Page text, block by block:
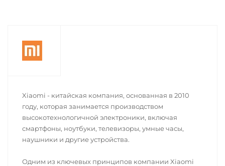
Xiaomi - китайская компания, основанная в 2010
году, которая занимается производством
высокотехнологичной электроники, включая
смартфоны, ноутбуки, телевизоры, умные часы,
наушники и другие устройства.
Одним из ключевых принципов компании Xiaomi